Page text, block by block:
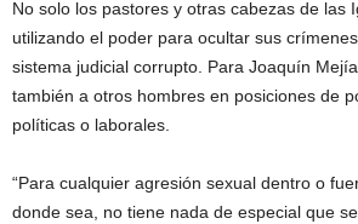
No solo los pastores y otras cabezas de las
utilizando el poder para ocultar sus
sistema judicial corrupto. Para Joaquín
también a otros hombres en posiciones de
políticas o laborales.
“Para cualquier agresión sexual dentro o
donde sea, no tiene nada de especial que